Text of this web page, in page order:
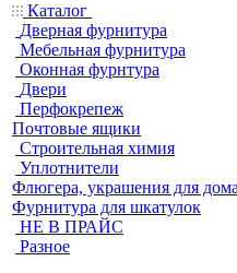
Каталог
Дверная фурнитура
Мебельная фурнитура
Оконная фурнтура
Двери
Перфокрепеж
Почтовые ящики
Строительная химия
Уплотнители
Флюгера, украшения для дома
Фурнитура для шкатулок
НЕ В ПРАЙС
Разное